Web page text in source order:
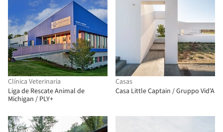
Clínica Veterinaria
Liga de Rescate Animal de
Michigan / PLY+
Casas
Casa Little Captain / Gruppo Vid'A